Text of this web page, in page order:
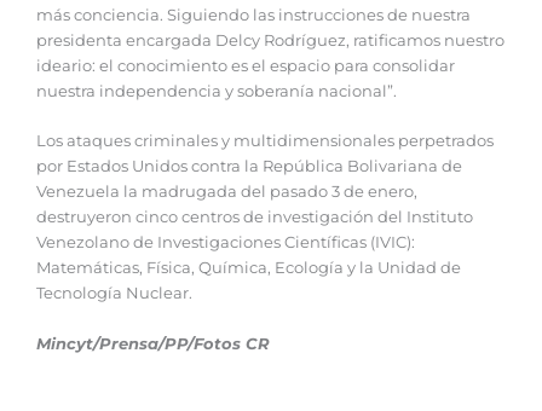
más conciencia. Siguiendo las instrucciones de nuestra
presidenta encargada Delcy Rodríguez, ratificamos nuestro
ideario: el conocimiento es el espacio para consolidar
nuestra independencia y soberanía nacional”.
Los ataques criminales y multidimensionales perpetrados
por Estados Unidos contra la República Bolivariana de
Venezuela la madrugada del pasado 3 de enero,
destruyeron cinco centros de investigación del Instituto
Venezolano de Investigaciones Científicas (IVIC):
Matemáticas, Física, Química, Ecología y la Unidad de
Tecnología Nuclear.
Mincyt/Prensa/PP/Fotos CR